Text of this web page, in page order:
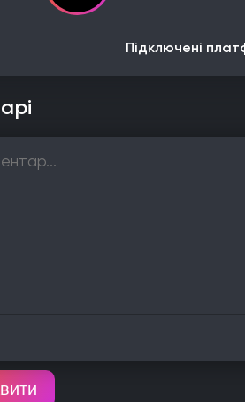
Підключені